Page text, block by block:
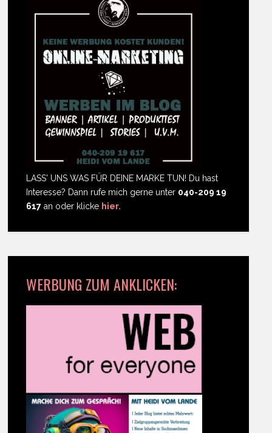
LASS' UNS WAS FÜR DEINE MARKE TUN! Du hast
Interesse? Dann rufe mich gerne unter 040-209 19
617 an oder klicke hier.
WERBUNG ZUM ANKLICKEN: